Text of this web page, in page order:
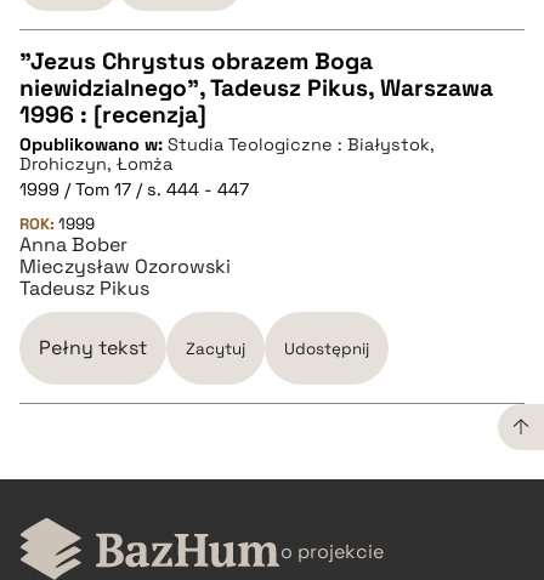
CZYSTY TEKST
pobierz cytat
BIBTEX
pobierz cytat
"Jezus Chrystus obrazem Boga
niewidzialnego", Tadeusz Pikus, Warszawa
1996 : [recenzja]
Opublikowano w: Studia Teologiczne : Białystok,
Drohiczyn, Łomża
1999 / Tom 17 / s. 444 - 447
ROK: 1999
Anna Bober
Mieczysław Ozorowski
Tadeusz Pikus
Pełny tekst Zacytuj Udostępnij
CZYSTY TEKST
pobierz cytat o projekcie